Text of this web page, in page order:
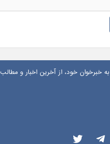
خبرخوان خود، از آخرین اخبار و مطالب